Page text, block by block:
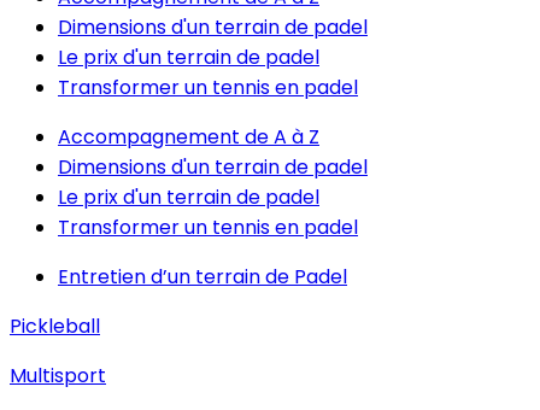
Dimensions d'un terrain de padel
Le prix d'un terrain de padel
Transformer un tennis en padel
Accompagnement de A à Z
Dimensions d'un terrain de padel
Le prix d'un terrain de padel
Transformer un tennis en padel
Entretien d’un terrain de Padel
Pickleball
Multisport